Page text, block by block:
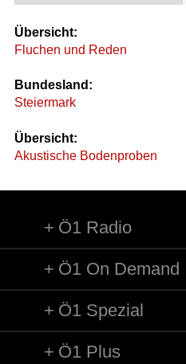
Übersicht:
Fluchen und Reden
Bundesland:
Steiermark
Übersicht:
Akustische Bodenproben
Ö1 Radio
Ö1 On Demand
Ö1 Spezial
Ö1 Plus